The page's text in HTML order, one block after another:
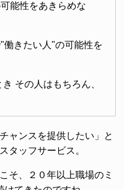
能性をあきらめな
きたい人"の可能性を
その人はもちろん、
ャンスを提供したい」と
タッフサービス。
そ、２０年以上職場のミ